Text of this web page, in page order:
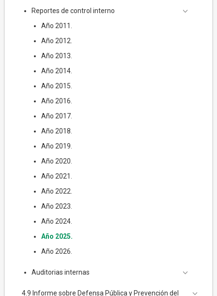
Reportes de control interno
Año 2011.
Año 2012.
Año 2013.
Año 2014.
Año 2015.
Año 2016.
Año 2017.
Año 2018.
Año 2019.
Año 2020.
Año 2021.
Año 2022.
Año 2023.
Año 2024.
Año 2025.
Año 2026.
Auditorias internas
4.9 Informe sobre Defensa Pública y Prevención del